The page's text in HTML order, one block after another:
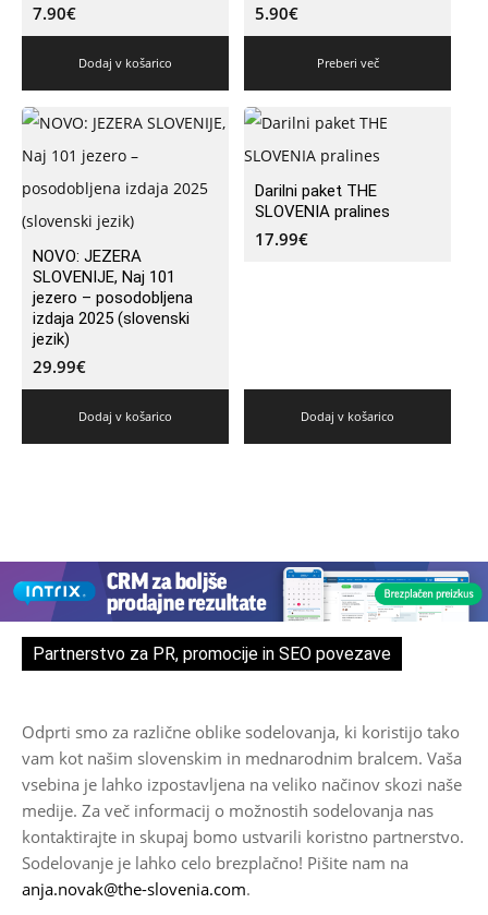
7.90€
Dodaj v košarico
5.90€
Preberi več
NOVO: JEZERA
SLOVENIJE, Naj 101
jezero – posodobljena
izdaja 2025 (slovenski
jezik)
29.99€
Dodaj v košarico
Darilni paket THE
SLOVENIA pralines
17.99€
Dodaj v košarico
Partnerstvo za PR, promocije in SEO povezave
Odprti smo za različne oblike sodelovanja, ki koristijo tako
vam kot našim slovenskim in mednarodnim bralcem. Vaša
vsebina je lahko izpostavljena na veliko načinov skozi naše
medije. Za več informacij o možnostih sodelovanja nas
kontaktirajte in skupaj bomo ustvarili koristno partnerstvo.
Sodelovanje je lahko celo brezplačno! Pišite nam na
anja.novak@the-slovenia.com.